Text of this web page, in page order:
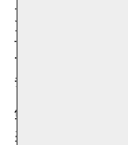
更好地向神明传
工作，无暇亲自
一凡老师便与专
务，帮助忙碌的
鲍一凡老师择定
办本场代烧仪式